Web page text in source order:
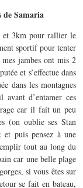
de Samaria
et 3km pour rallier le
sportif pour tenter
jambes ont mis 2
et s’effectue dans
dans les montagnes
avant d’entamer ces
car il fait un peu
(on oublie ses Stan
puis pensez à une
tout au long du
car une belle plage
si vous êtes sur
se fait en bateau,